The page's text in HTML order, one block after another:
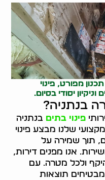
מפורט, פינוי
יסודי בסיום.
בנתניה?
פינוי בתים בנתניה
שלנו מבצע פינוי
תוך שמירה על
אנו מפנים דירות,
ולכל מטרה. עם
מבטיחים תוצאות